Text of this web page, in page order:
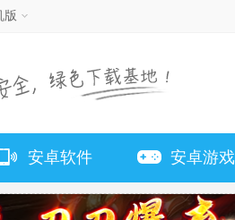
版
安卓软件 安卓游戏